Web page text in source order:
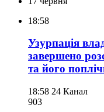
18:58
Узурпація
завершено
та його
18:58 24 Канал
903